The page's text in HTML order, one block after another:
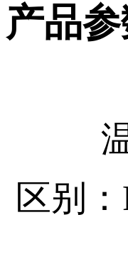
产品
区别